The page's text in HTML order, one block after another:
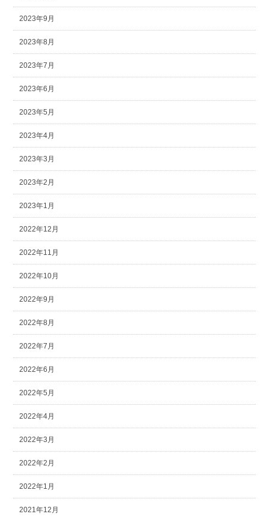
2023年9月
2023年8月
2023年7月
2023年6月
2023年5月
2023年4月
2023年3月
2023年2月
2023年1月
2022年12月
2022年11月
2022年10月
2022年9月
2022年8月
2022年7月
2022年6月
2022年5月
2022年4月
2022年3月
2022年2月
2022年1月
2021年12月